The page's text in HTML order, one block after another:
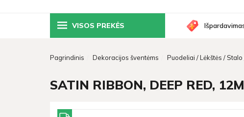
VISOS PREKĖS
Pagrindinis Dekoracijos šventėms Puodeliai / Lėkštės /
SATIN RIBBON, DEEP RED,